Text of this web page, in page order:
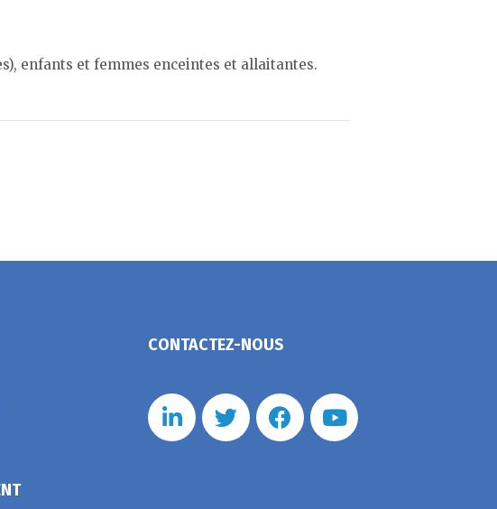
enfants et femmes enceintes et allaitantes.
CONTACTEZ-NOUS